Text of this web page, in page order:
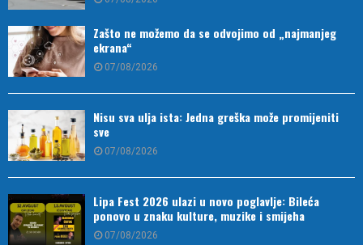
Zašto ne možemo da se odvojimo od „najmanjeg
ekrana“
07/08/2026
Nisu sva ulja ista: Jedna greška može promijeniti
sve
07/08/2026
Lipa Fest 2026 ulazi u novo poglavlje: Bileća
ponovo u znaku kulture, muzike i smijeha
07/08/2026